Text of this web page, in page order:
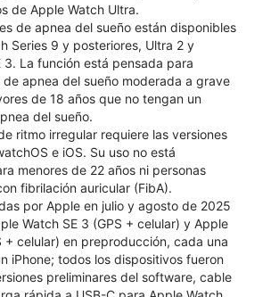
de Apple Watch Ultra.
de apnea del sueño están disponibles
Series 9 y posteriores, Ultra 2 y
3. La función está pensada para
apnea del sueño moderada a grave
de 18 años que no tengan un
del sueño.
ritmo irregular requiere las versiones
e iOS. Su uso no está
menores de 22 años ni personas
fibrilación auricular (FibA).
por Apple en julio y agosto de 2025
Watch SE 3 (GPS + celular) y Apple
+ celular) en preproducción, cada una
iPhone; todos los dispositivos fueron
preliminares del software, cable